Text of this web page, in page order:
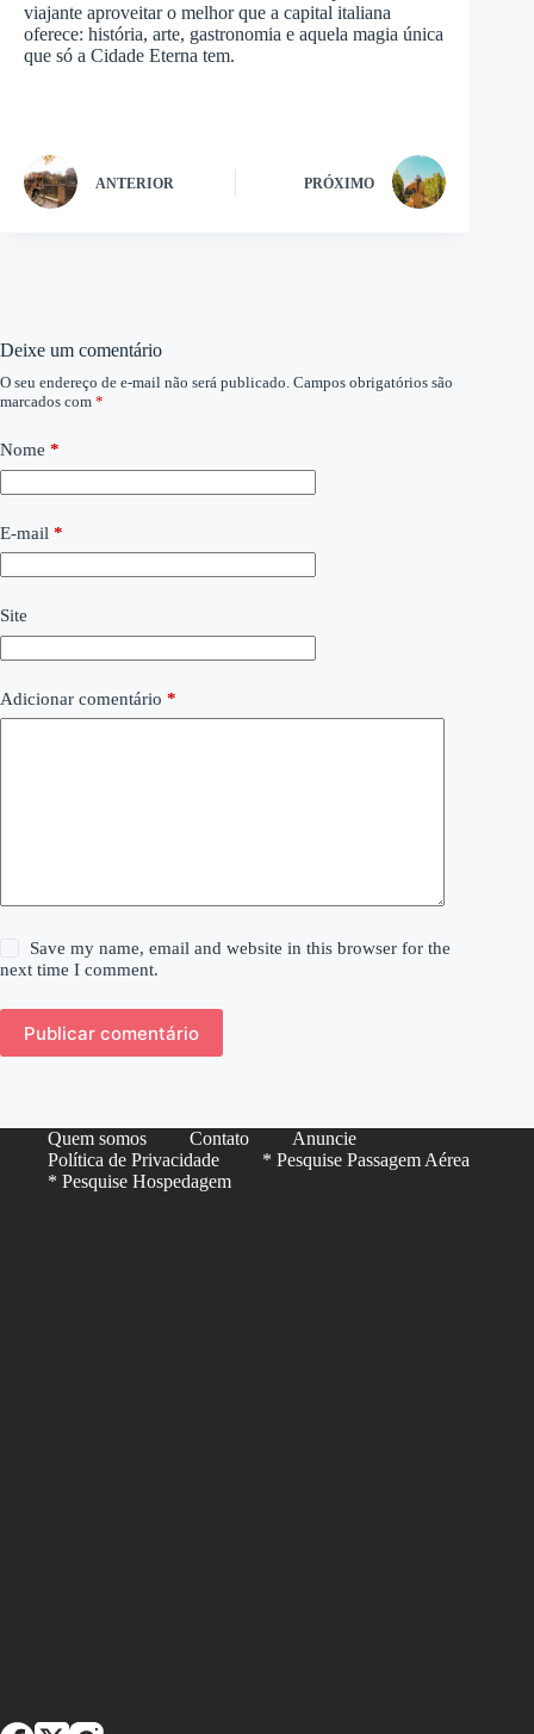
viajante aproveitar o melhor que a capital italiana
oferece: história, arte, gastronomia e aquela magia única
que só a Cidade Eterna tem.
ANTERIOR PRÓXIMO
Deixe um comentário
O seu endereço de e-mail não será publicado. Campos obrigatórios são
marcados com *
Nome *
E-mail *
Site
Adicionar comentário *
Save my name, email and website in this browser for the
next time I comment.
Publicar comentário
Quem somos Contato
Anuncie
Política de Privacidade
* Pesquise Passagem Aérea
* Pesquise Hospedagem